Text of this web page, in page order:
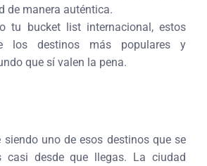
de manera auténtica.
tu bucket list internacional, estos
los destinos más populares y
que sí valen la pena.
siendo uno de esos destinos que se
casi desde que llegas. La ciudad